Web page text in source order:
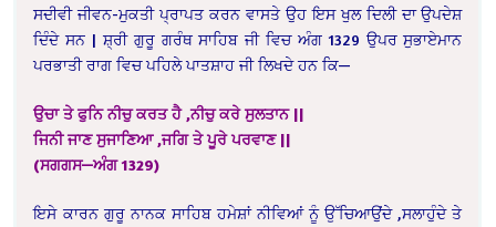
ਸਦੀਵੀ ਜੀਵਨ-ਮੁਕਤੀ ਪ੍ਰਾਪਤ ਕਰਨ ਵਾਸਤੇ ਉਹ ਇਸ ਖੁਲ ਦਿਲੀ ਦਾ ਉਪਦੇਸ਼
ਦਿੰਦੇ ਸਨ | ਸ਼੍ਰੀ ਗੁਰੂ ਗਰੰਥ ਸਾਹਿਬ ਜੀ ਵਿਚ ਅੰਗ 1329 ਉਪਰ ਸੁਭਾਏਮਾਨ
ਪਰਭਾਤੀ ਰਾਗ ਵਿਚ ਪਹਿਲੇ ਪਾਤਸ਼ਾਹ ਜੀ ਲਿਖਦੇ ਹਨ ਕਿ—
ਉਚਾ ਤੇ ਫੁਨਿ ਨੀਚੁ ਕਰਤ ਹੈ ,ਨੀਚੁ ਕਰੇ ਸੁਲਤਾਨ ||
ਜਿਨੀ ਜਾਣ ਸੁਜਾਣਿਆ ,ਜਗਿ ਤੇ ਪੂਰੇ ਪਰਵਾਣ ||
(ਸਗਗਸ—ਅੰਗ 1329)
ਇਸੇ ਕਾਰਨ ਗੁਰੂ ਨਾਨਕ ਸਾਹਿਬ ਹਮੇਸ਼ਾਂ ਨੀਵਿਆਂ ਨੂੰ ਉੱਚਿਆਉਂਦੇ ,ਸਲਾਹੁੰਦੇ ਤੇ